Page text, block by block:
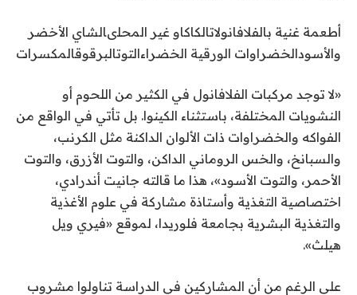
أطعمة غنية بالفلافانولاتالكاكاو غير المحلىالشاي الأخضر
والأسودالخضراوات الورقية الخضراءالتوتالبرقوقالمكسرات
«لا توجد مركبات الفلافانول في الكثير من اللحوم أو
النشويات المختلفة، باستثناء الكينوا. بل تأتي في الواقع من
الفواكه والخضراوات ذات الألوان الداكنة مثل الكرنب،
والسبانخ، والخس الروماني الداكن، والتوت الأزرق، والتوت
الأحمر، والتوت الأسود»، هذا ما قالته جانيت أندرادي،
اختصاصية التغذية وأستاذة مشاركة في علوم الأغذية
والتغذية البشرية بجامعة فلوريدا، لموقع «فيري ويل
هيلث».
على الرغم من أن المشاركين في الدراسة تناولوا مشروب